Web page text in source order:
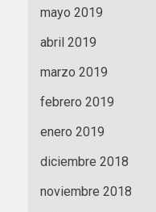
mayo 2019
abril 2019
marzo 2019
febrero 2019
enero 2019
diciembre 2018
noviembre 2018